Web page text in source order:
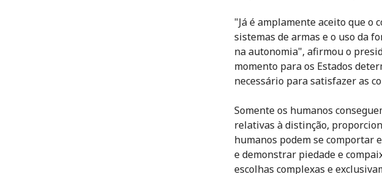
"Já é amplamente aceito que o
sistemas de armas e o uso da
na autonomia", afirmou o
momento para os Estados
necessário para satisfazer as
Somente os humanos
relativas à distinção,
humanos podem se comportar
e demonstrar piedade e
escolhas complexas e